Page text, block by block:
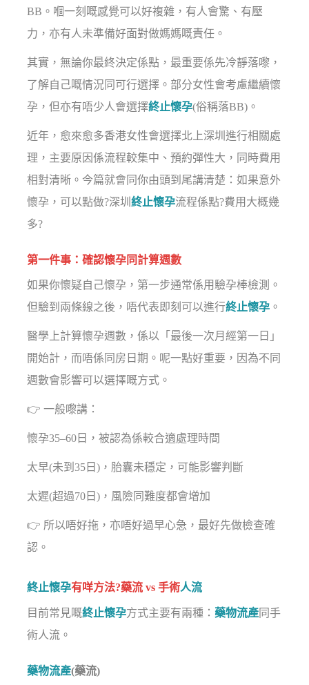
BB。嗰一刻嘅感覺可以好複雜，有人會驚、有壓
力，亦有人未準備好面對做媽媽嘅責任。
其實，無論你最終決定係點，最重要係先冷靜落嚟，
了解自己嘅情況同可行選擇。部分女性會考慮繼續懷
孕，但亦有唔少人會選擇終止懷孕(俗稱落BB)。
近年，愈來愈多香港女性會選擇北上深圳進行相關處
理，主要原因係流程較集中、預約彈性大，同時費用
相對清晰。今篇就會同你由頭到尾講清楚：如果意外
懷孕，可以點做?深圳終止懷孕流程係點?費用大概幾
多?
第一件事：確認懷孕同計算週數
如果你懷疑自己懷孕，第一步通常係用驗孕棒檢測。
但驗到兩條線之後，唔代表即刻可以進行終止懷孕 。
醫學上計算懷孕週數，係以「最後一次月經第一日」
開始計，而唔係同房日期。呢一點好重要，因為不同
週數會影響可以選擇嘅方式。
👉 一般嚟講：
懷孕35–60日，被認為係較合適處理時間
太早(未到35日)，胎囊未穩定，可能影響判斷
太遲(超過70日)，風險同難度都會增加
👉 所以唔好拖，亦唔好過早心急，最好先做檢查確
認。
終止懷孕有咩方法?藥流 vs 手術人流
目前常見嘅終止懷孕方式主要有兩種： 藥物流產 同手
術人流。
藥物流產(藥流)